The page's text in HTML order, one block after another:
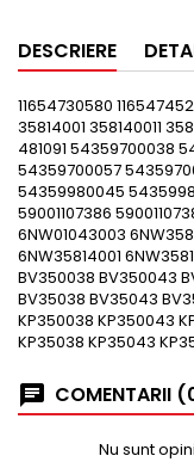
DESCRIERE
11654730580
35814001 358140011
481091 54359700038
54359700057
54359980045
59001107386
6NW01043003
6NW35814001
BV350038 BV350043
BV35038 BV35043
KP350038 KP350043
KP35038 KP35043
COMENTARII
Nu sunt